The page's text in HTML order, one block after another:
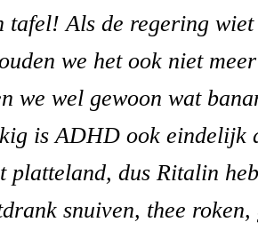
tafel! Als de regering
we het ook niet
we wel gewoon wat
is ADHD ook eindelijk
platteland, dus Ritalin
snuiven, thee